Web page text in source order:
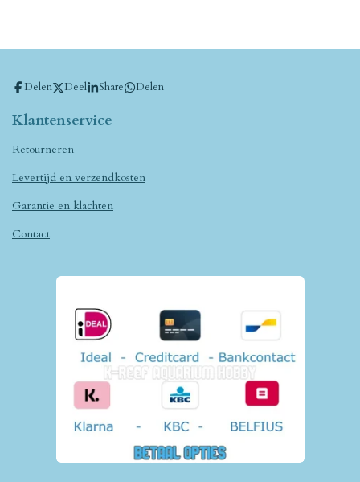
Delen Deel Share Delen
Klantenservice
Retourneren
Levertijd en verzendkosten
Garantie en klachten
Contact